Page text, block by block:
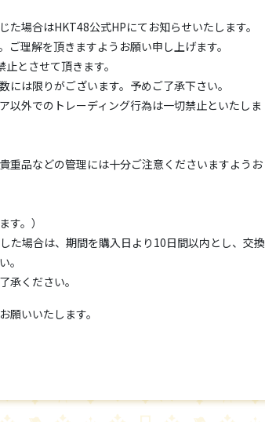
場合はHKT48公式HPにてお知らせいたします。
理解を頂きますようお願い申し上げます。
とさせて頂きます。
は限りがございます。予めご了承下さい。
外でのトレーディング行為は一切禁止といたしま
重品などの管理には十分ご注意くださいますようお
。）
た場合は、期間を購入日より10日間以内とし、交換
。
ください。
いいたします。